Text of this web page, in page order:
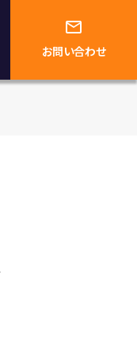
お問い合わせ